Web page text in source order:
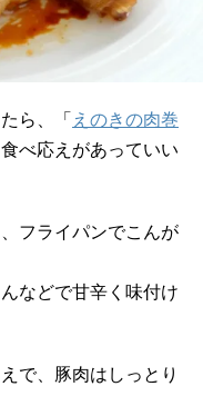
ら、「 えのきの肉巻
べ応えがあっていい
フライパンでこんが
などで甘辛く味付け
で、豚肉はしっとり